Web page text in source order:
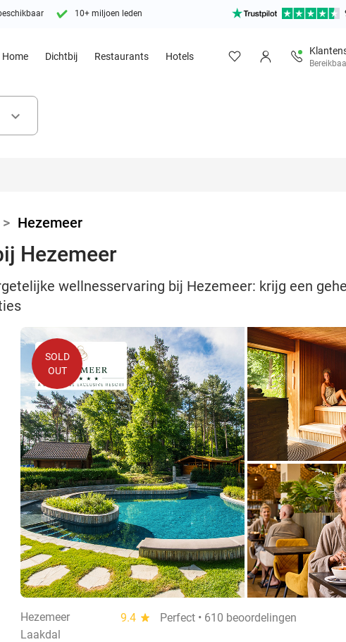
10+ miljoen leden
Home Dichtbij Restaurants Hotels
keyboard_arrow_down
> Hezemeer
Hezemeer
wellnesservaring bij Hezemeer: krijg een
SOLD
OUT
Hezemeer 9.4 star
Perfect • 610 beoordelingen
Laakdal